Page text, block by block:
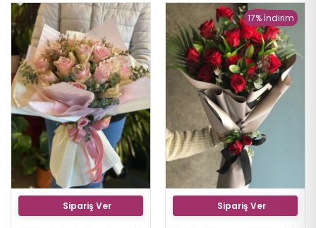
Sipariş Ver
17% İndirim
Sipariş Ver